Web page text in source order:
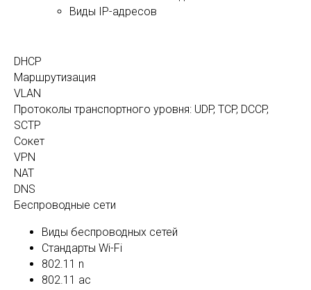
Виды IP-адресов
DHCP
Маршрутизация
VLAN
Протоколы транспортного уровня: UDP, TCP, DCCP,
SCTP
Сокет
VPN
NAT
DNS
Беспроводные сети
Виды беспроводных сетей
Стандарты Wi-Fi
802.11 n
802.11 ac